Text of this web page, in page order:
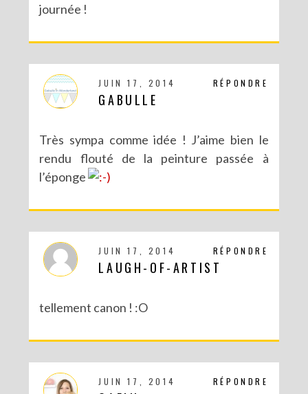
journée !
RÉPONDRE
JUIN 17, 2014
GABULLE
Très sympa comme idée ! J’aime bien le
rendu flouté de la peinture passée à
l’éponge
RÉPONDRE
JUIN 17, 2014
LAUGH-OF-ARTIST
tellement canon ! :O
RÉPONDRE
JUIN 17, 2014